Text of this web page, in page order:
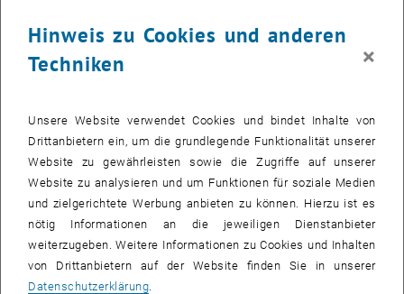
Empfehlungen für IT-Administrator_innen
Hinweis zu Cookies und anderen
Techniken
×
Unsere Website verwendet Cookies und bindet Inhalte von
Drittanbietern ein, um die grundlegende Funktionalität unserer
Website zu gewährleisten sowie die Zugriffe auf unserer
Website zu analysieren und um Funktionen für soziale Medien
und zielgerichtete Werbung anbieten zu können. Hierzu ist es
nötig Informationen an die jeweiligen Dienstanbieter
weiterzugeben. Weitere Informationen zu Cookies und Inhalten
von Drittanbietern auf der Website finden Sie in unserer
Datenschutzerklärung